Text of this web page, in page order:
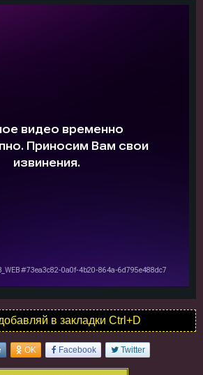
в закладки Ctrl+D
OK Facebook Twitter